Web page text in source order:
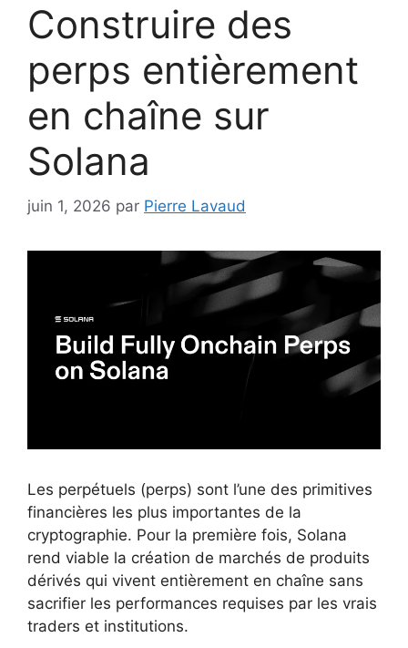
Construire des
perps entièrement
en chaîne sur
Solana
juin 1, 2026 par Pierre Lavaud
Les perpétuels (perps) sont l’une des primitives
financières les plus importantes de la
cryptographie. Pour la première fois, Solana
rend viable la création de marchés de produits
dérivés qui vivent entièrement en chaîne sans
sacrifier les performances requises par les vrais
traders et institutions.